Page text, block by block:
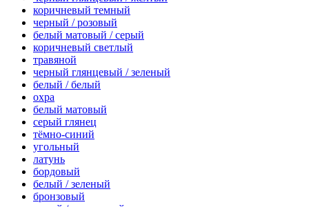
коричневый темный
черный / розовый
белый матовый / серый
коричневый светлый
травяной
черный глянцевый / зеленый
белый / белый
охра
белый матовый
серый глянец
тёмно-синий
угольный
латунь
бордовый
белый / зеленый
бронзовый